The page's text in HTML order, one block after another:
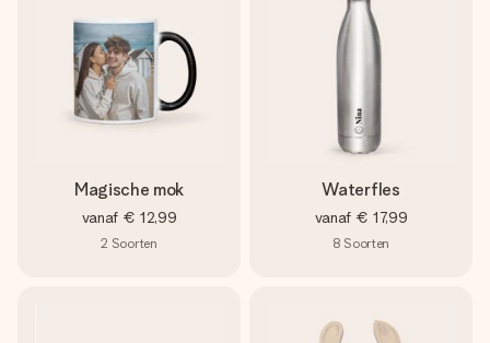
Magische mok
vanaf € 12,99
2 Soorten
Waterfles
vanaf € 17,99
8 Soorten